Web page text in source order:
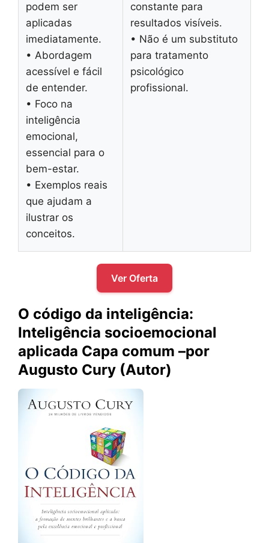
podem ser
aplicadas
imediatamente.
• Abordagem
acessível e fácil
de entender.
• Foco na
inteligência
emocional,
essencial para o
bem-estar.
• Exemplos reais
que ajudam a
ilustrar os
conceitos.
constante para
resultados visíveis.
• Não é um substituto
para tratamento
psicológico
profissional.
Ver Oferta
O código da inteligência:
Inteligência socioemocional
aplicada Capa comum –por
Augusto Cury (Autor)